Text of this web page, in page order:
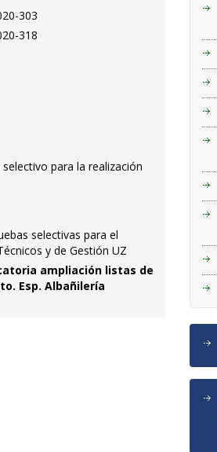
303
318
para la realización
selectivas para el
y de Gestión UZ
ampliación listas de
Esp. Albañilería